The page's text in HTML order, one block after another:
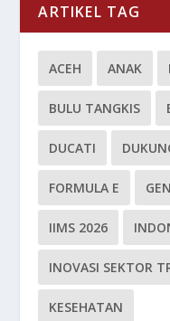
ARTIKEL TAG
ACEH ANAK
BULU TANGKIS
DUCATI
FORMULA E
IIMS 2026
INOVASI SEKTOR
KESEHATAN